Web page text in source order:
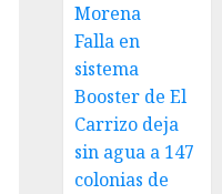
Morena
Falla en
sistema
Booster de El
Carrizo deja
sin agua a 147
colonias de